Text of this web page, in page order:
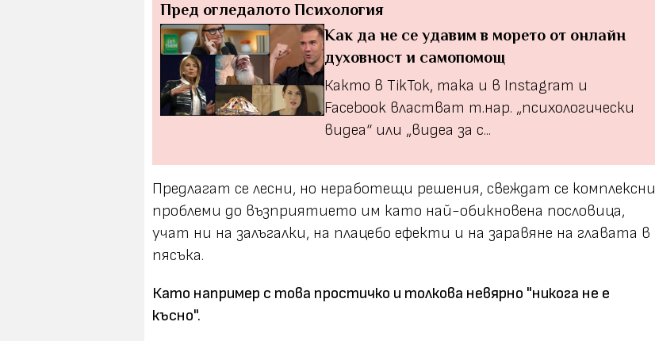
Пред огледалото Психология
Как да не се удавим в морето от онлайн
духовност и самопомощ
Както в TikTok, така и в Instagram и
Facebook властват т.нар. „психологически
видеа“ или „видеа за с...
Предлагат се лесни, но неработещи решения, свеждат се комплексни
проблеми до възприятието им като най-обикновена пословица,
учат ни на залъгалки, на плацебо ефекти и на заравяне на главата в
пясъка.
Като например с това простичко и толкова невярно "никога не е
късно".